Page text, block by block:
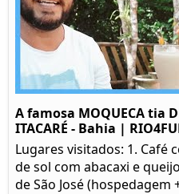
A famosa MOQUECA tia
ITACARÉ - Bahia |
Lugares visitados: 1. Café
de sol com abacaxi e
de São José (hospedagem